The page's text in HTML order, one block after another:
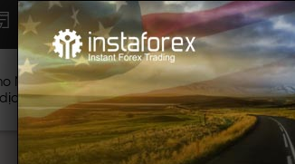
Mở tài khoản ngay lập tức Tải
Nhà
Cho người mới
bắt đầu
Dành cho nhà
đầu tư